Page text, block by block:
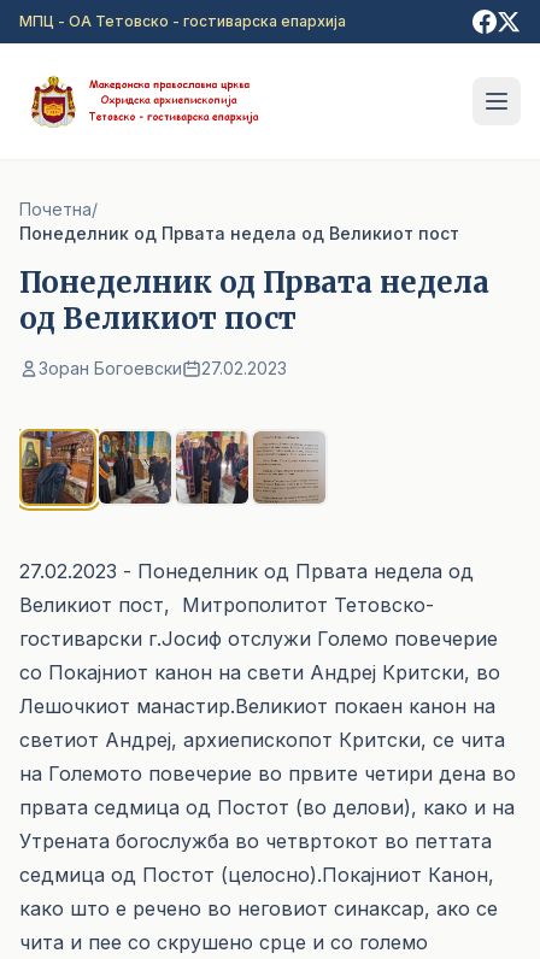
Прејди на главна содржина
МПЦ - ОА Тетовско - гостиварска епархија
Почетна/
Понеделник од Првата недела од Великиот пост
Понеделник од Првата недела
од Великиот пост
Зоран Богоевски 27.02.2023
27.02.2023 - Понеделник од Првата недела од
Великиот пост, Митрополитот Тетовско-
гостиварски г.Јосиф отслужи Големо повечерие
со Покајниот канон на свети Андреј Критски, во
Лешочкиот манастир.Великиот покаен канон на
светиот Андреј, архиепископот Критски, се чита
на Големото повечерие во првите четири дена во
првата седмица од Постот (во делови), како и на
Утрената богослужба во четвртокот во петтата
седмица од Постот (целосно).Покајниот Канон,
како што е речено во неговиот синаксар, ако се
чита и пее со скрушено срце и со големо